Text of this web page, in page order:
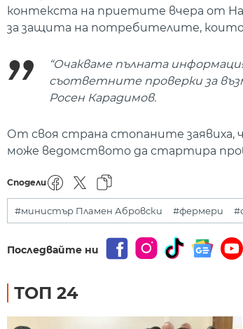
контекста на приетите вчера от
за защита на потребителите,
“Очакваме пълната
съответните проверки за
Росен Карадимов.
От своя страна стопаните заявиха,
може ведомството да стартира
Сподели
#министър Пламен Абровски #фермери
Последвайте ни
ТОП 24